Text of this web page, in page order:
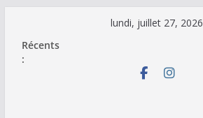
contenu
lundi, juillet 27, 2026
Récents
: